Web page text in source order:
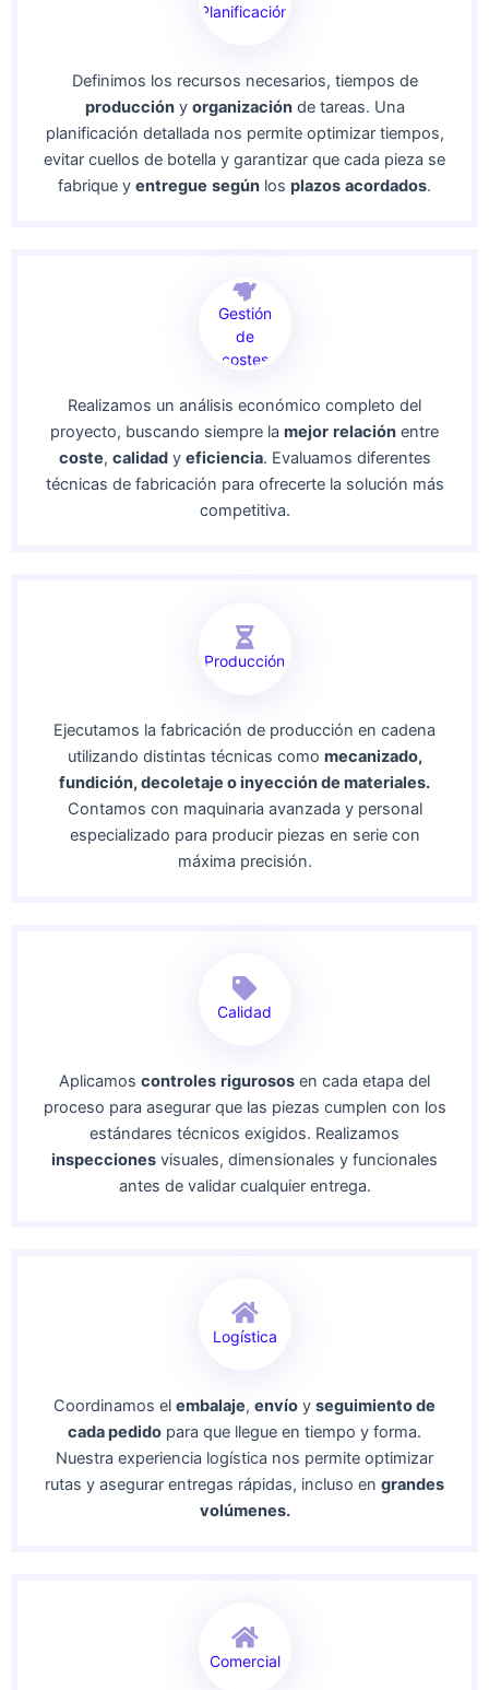
Planificación
Definimos los recursos necesarios, tiempos de
produccióny organizaciónde tareas. Una
planificación detallada nos permite optimizar tiempos,
evitar cuellos de botella y garantizar que cada pieza se
fabrique y entregue según los plazos acordados.
Gestión
de
costes
Realizamos un análisis económico completo del
proyecto, buscando siempre la mejor relación entre
coste, calidady eficiencia. Evaluamos diferentes
técnicas de fabricación para ofrecerte la solución más
competitiva.
Producción
Ejecutamos la fabricación de producción en cadena
utilizando distintas técnicas como mecanizado,
fundición, decoletaje o inyección de materiales.
Contamos con maquinaria avanzada y personal
especializado para producir piezas en serie con
máxima precisión.
Calidad
Aplicamos controles rigurosos en cada etapa del
proceso para asegurar que las piezas cumplen con los
estándares técnicos exigidos. Realizamos
inspecciones visuales, dimensionales y funcionales
antes de validar cualquier entrega.
Logística
Coordinamos el embalaje, envío y seguimiento de
cada pedido para que llegue en tiempo y forma.
Nuestra experiencia logística nos permite optimizar
rutas y asegurar entregas rápidas, incluso en grandes
volúmenes.
Comercial